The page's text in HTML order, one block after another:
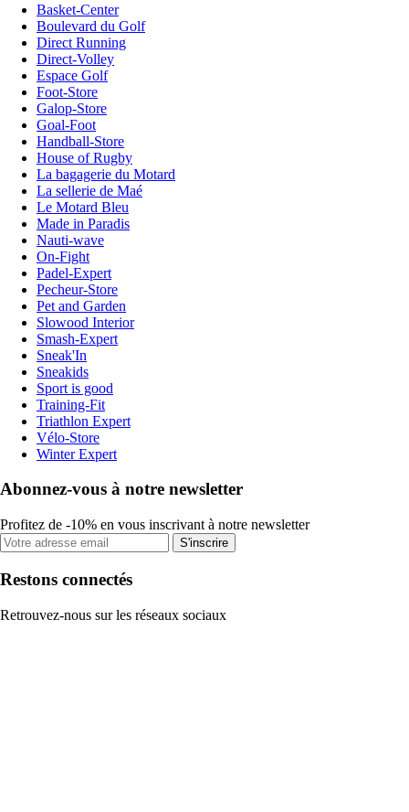
Basket-Center
Boulevard du Golf
Direct Running
Direct-Volley
Espace Golf
Foot-Store
Galop-Store
Goal-Foot
Handball-Store
House of Rugby
La bagagerie du Motard
La sellerie de Maé
Le Motard Bleu
Made in Paradis
Nauti-wave
On-Fight
Padel-Expert
Pecheur-Store
Pet and Garden
Slowood Interior
Smash-Expert
Sneak'In
Sneakids
Sport is good
Training-Fit
Triathlon Expert
Vélo-Store
Winter Expert
Abonnez-vous à notre newsletter
Profitez de -10% en vous inscrivant à notre newsletter
S'inscrire
Restons connectés
Retrouvez-nous sur les réseaux sociaux